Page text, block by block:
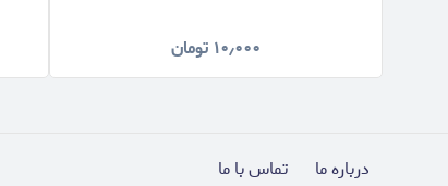
۱۰٫۰۰۰ تومان
درباره ما تماس با ما